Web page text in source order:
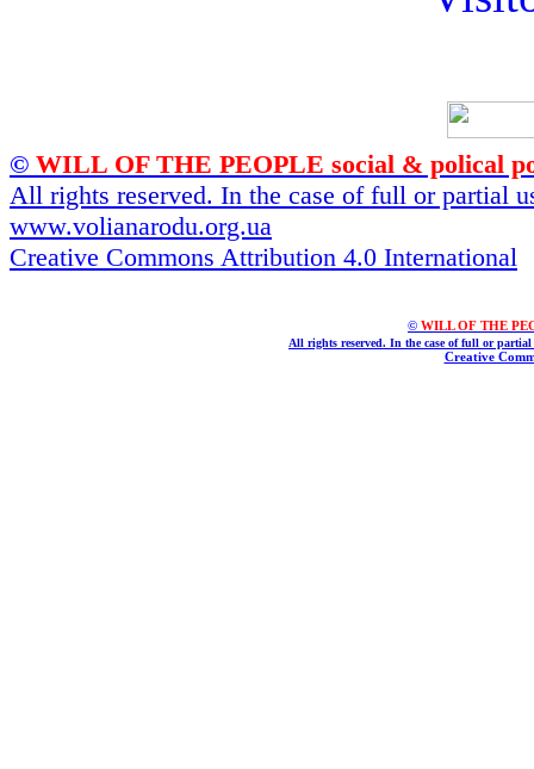
© WILL OF THE PEOPLE social & polical
All rights reserved. In the case of full or partial
www.volianarodu.org.ua
Creative Commons Attribution 4.0 International
© WILL OF THE
All rights reserved. In the case of full or
Creative